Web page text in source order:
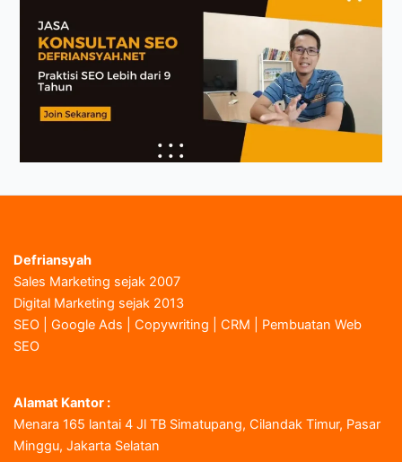
Defriansyah
Sales Marketing sejak 2007
Digital Marketing sejak 2013
SEO | Google Ads | Copywriting | CRM | Pembuatan Web
SEO
Alamat Kantor :
Menara 165 lantai 4 Jl TB Simatupang, Cilandak Timur, Pasar
Minggu, Jakarta Selatan